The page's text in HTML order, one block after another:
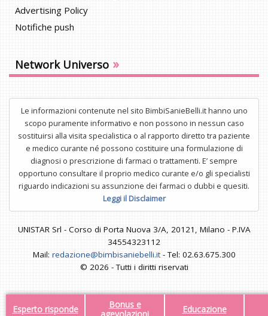
Esperto risponde
Bonus e
Educazione
Advertising Policy
Notifiche push
Network Universo »
Le informazioni contenute nel sito BimbiSanieBelli.it hanno uno
scopo puramente informativo e non possono in nessun caso
sostituirsi alla visita specialistica o al rapporto diretto tra paziente
e medico curante né possono costituire una formulazione di
diagnosi o prescrizione di farmaci o trattamenti. E’ sempre
opportuno consultare il proprio medico curante e/o gli specialisti
riguardo indicazioni su assunzione dei farmaci o dubbi e quesiti.
Leggi il Disclaimer
UNISTAR Srl - Corso di Porta Nuova 3/A, 20121, Milano - P.IVA
34554323112
Mail: redazione@bimbisaniebelli.it- Tel: 02.63.675.300
© 2026 - Tutti i diritti riservati